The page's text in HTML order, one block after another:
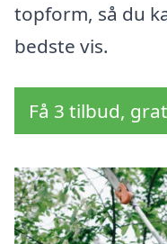
topform, så du
bedste vis.
Få 3 tilbud,